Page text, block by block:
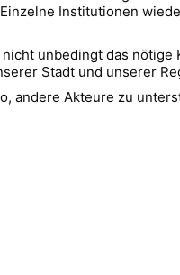
Institutionen
unbedingt das nötige
Stadt und unserer
andere Akteure zu